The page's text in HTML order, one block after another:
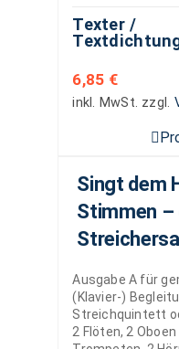
Texter /
6,85 €
inkl. MwSt. zzgl.
Singt dem
Stimmen –
Ausgabe A für
(Klavier-)
Streichquintett
2 Flöten, 2